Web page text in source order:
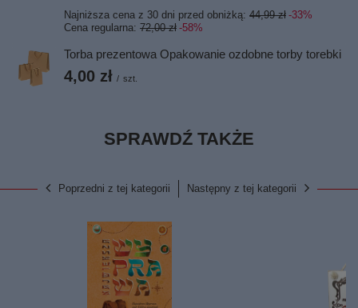
Najniższa cena z 30 dni przed obniżką: 44,99 zł -33%
Cena regularna: 72,00 zł -58%
Torba prezentowa Opakowanie ozdobne torby torebki
4,00 zł / szt.
SPRAWDŹ TAKŻE
Poprzedni z tej kategorii Następny z tej kategorii